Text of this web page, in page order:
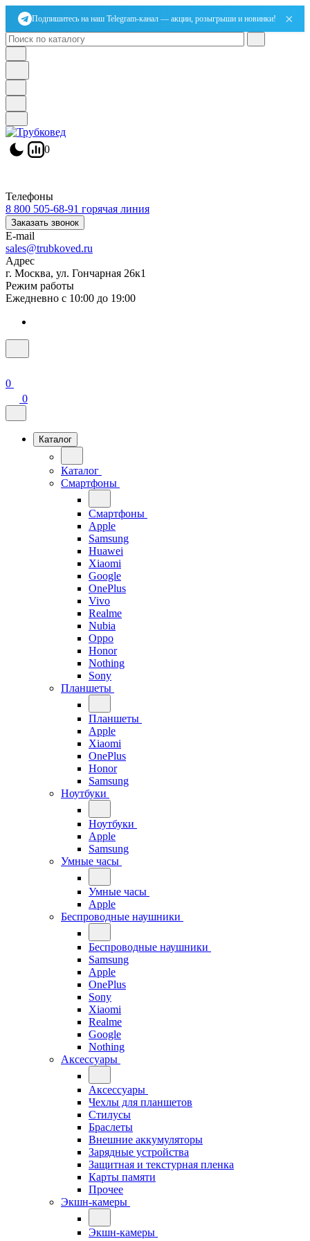
Подпишитесь на наш Telegram-канал — акции, розыгрыши и новинки! ×
0
Телефоны
8 800 505-68-91 горячая линия
Заказать звонок
E-mail
sales@trubkoved.ru
Адрес
г. Москва, ул. Гончарная 26к1
Режим работы
Ежедневно с 10:00 до 19:00
0
0
Каталог
Каталог
Смартфоны
Смартфоны
Apple
Samsung
Huawei
Xiaomi
Google
OnePlus
Vivo
Realme
Nubia
Oppo
Honor
Nothing
Sony
Планшеты
Планшеты
Apple
Xiaomi
OnePlus
Honor
Samsung
Ноутбуки
Ноутбуки
Apple
Samsung
Умные часы
Умные часы
Apple
Беспроводные наушники
Беспроводные наушники
Samsung
Apple
OnePlus
Sony
Xiaomi
Realme
Google
Nothing
Аксессуары
Аксессуары
Чехлы для планшетов
Стилусы
Браслеты
Внешние аккумуляторы
Зарядные устройства
Защитная и текстурная пленка
Карты памяти
Прочее
Экшн-камеры
Экшн-камеры